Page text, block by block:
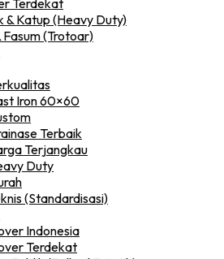
Terdekat
& Katup (Heavy Duty)
Fasum (Trotoar)
Iron 60×60
Terbaik
Terjangkau
Duty
(Standardisasi)
Indonesia
Terdekat